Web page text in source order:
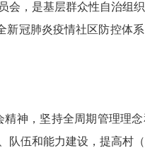
，是基层群众性自治组织
冠肺炎疫情社区防控体
神，坚持全周期管理理
队伍和能力建设，提高村